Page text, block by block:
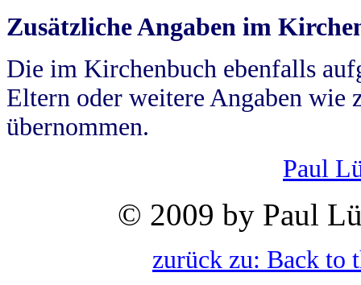
Zusätzliche Angaben im
Die im Kirchenbuch ebenfalls
Eltern oder weitere Angaben wie
übernommen.
Paul
© 2009 by Paul
zurück zu: Back to